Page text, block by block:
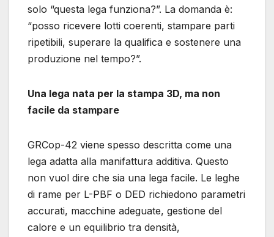
solo “questa lega funziona?”. La domanda è:
“posso ricevere lotti coerenti, stampare parti
ripetibili, superare la qualifica e sostenere una
produzione nel tempo?”.
Una lega nata per la stampa 3D, ma non
facile da stampare
GRCop-42 viene spesso descritta come una
lega adatta alla manifattura additiva. Questo
non vuol dire che sia una lega facile. Le leghe
di rame per L-PBF o DED richiedono parametri
accurati, macchine adeguate, gestione del
calore e un equilibrio tra densità,